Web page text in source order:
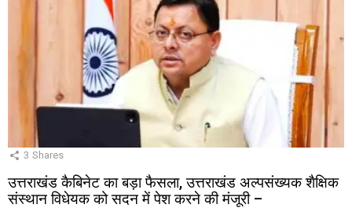
3 Shares
उत्तराखंड कैबिनेट का बड़ा फैसला, उत्तराखंड अल्पसंख्यक शैक्षिक
संस्थान विधेयक को सदन में पेश करने की मंजूरी –